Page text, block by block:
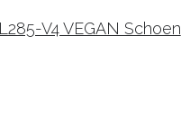
V4 VEGAN Schoen